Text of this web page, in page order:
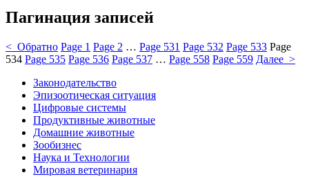
Пагинация записей
< Обратно Page 1 Page 2 … Page 531 Page 532 Page 533 Page
534 Page 535 Page 536 Page 537 … Page 558 Page 559 Далее >
Законодательство
Эпизоотическая ситуация
Цифровые системы
Продуктивные животные
Домашние животные
Зообизнес
Наука и Технологии
Мировая ветеринария